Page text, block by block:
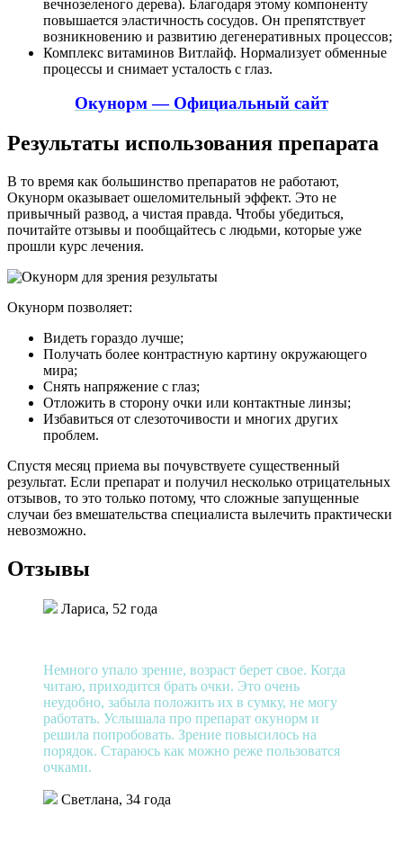
вечнозеленого дерева). Благодаря этому компоненту
повышается эластичность сосудов. Он препятствует
возникновению и развитию дегенеративных процессов;
Комплекс витаминов Витлайф. Нормализует обменные
процессы и снимает усталость с глаз.
Окунорм — Официальный сайт
Результаты использования препарата
В то время как большинство препаратов не работают,
Окунорм оказывает ошеломительный эффект. Это не
привычный развод, а чистая правда. Чтобы убедиться,
почитайте отзывы и пообщайтесь с людьми, которые уже
прошли курс лечения.
Окунорм позволяет:
Видеть гораздо лучше;
Получать более контрастную картину окружающего
мира;
Снять напряжение с глаз;
Отложить в сторону очки или контактные линзы;
Избавиться от слезоточивости и многих других
проблем.
Спустя месяц приема вы почувствуете существенный
результат. Если препарат и получил несколько отрицательных
отзывов, то это только потому, что сложные запущенные
случаи без вмешательства специалиста вылечить практически
невозможно.
Отзывы
Лариса, 52 года
Немного упало зрение, возраст берет свое. Когда
читаю, приходится брать очки. Это очень
неудобно, забыла положить их в сумку, не могу
работать. Услышала про препарат окунорм и
решила попробовать. Зрение повысилось на
порядок. Стараюсь как можно реже пользоватся
очками.
Светлана, 34 года